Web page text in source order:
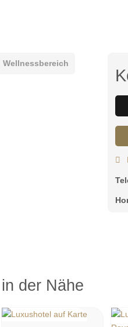
Wellnessbereich
der Nähe